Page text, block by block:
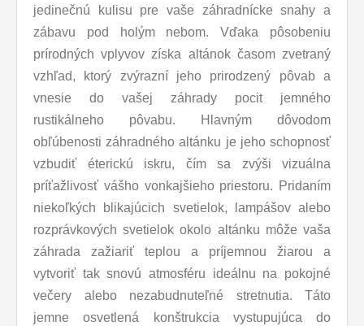
jedinečnú kulisu pre vaše záhradnícke snahy a
zábavu pod holým nebom. Vďaka pôsobeniu
prírodných vplyvov získa altánok časom zvetraný
vzhľad, ktorý zvýrazní jeho prirodzený pôvab a
vnesie do vašej záhrady pocit jemného
rustikálneho pôvabu. Hlavným dôvodom
obľúbenosti záhradného altánku je jeho schopnosť
vzbudiť éterickú iskru, čím sa zvýši vizuálna
príťažlivosť vášho vonkajšieho priestoru. Pridaním
niekoľkých blikajúcich svetielok, lampášov alebo
rozprávkových svetielok okolo altánku môže vaša
záhrada zažiariť teplou a príjemnou žiarou a
vytvoriť tak snovú atmosféru ideálnu na pokojné
večery alebo nezabudnuteľné stretnutia. Táto
jemne osvetlená konštrukcia vystupujúca do